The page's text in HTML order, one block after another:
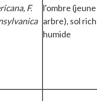
F.
l'ombre (jeune
arbre), sol
humide